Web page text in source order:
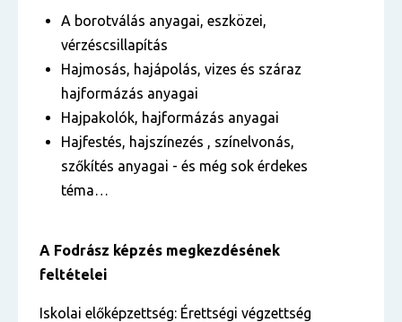
A borotválás anyagai, eszközei,
vérzéscsillapítás
Hajmosás, hajápolás, vizes és száraz
hajformázás anyagai
Hajpakolók, hajformázás anyagai
Hajfestés, hajszínezés , színelvonás,
szőkítés anyagai - és még sok érdekes
téma…
A Fodrász képzés megkezdésének
feltételei
Iskolai előképzettség: Érettségi végzettség